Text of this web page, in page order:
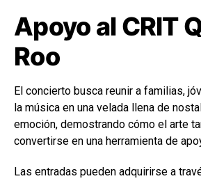
Apoyo al CRIT
Roo
El concierto busca reunir a familias,
la música en una velada llena de
emoción, demostrando cómo el arte
convertirse en una herramienta de
Las entradas pueden adquirirse a